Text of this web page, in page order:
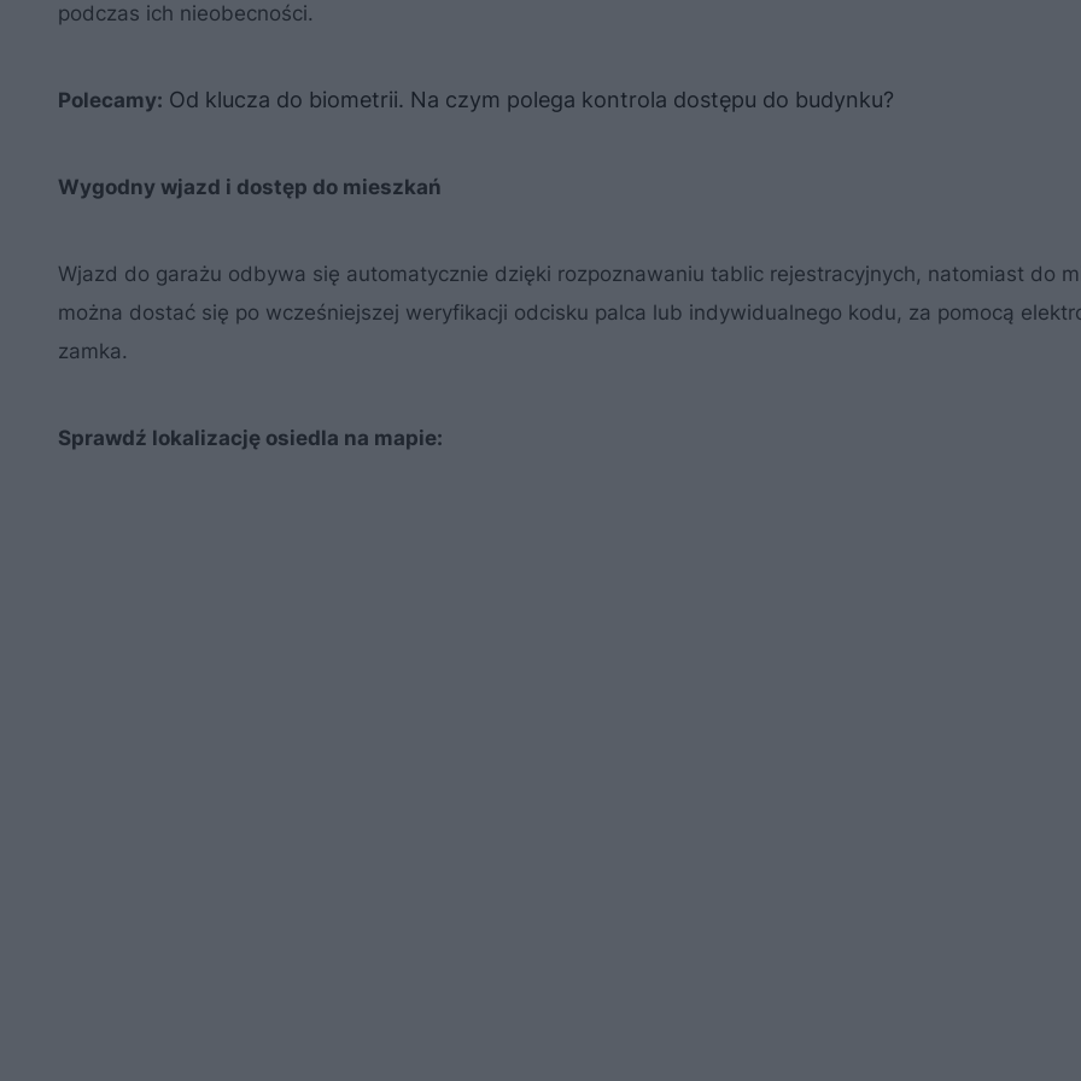
podczas ich nieobecności.
Polecamy: Od klucza do biometrii. Na czym polega kontrola dostępu do budynku?
Wygodny wjazd i dostęp do mieszkań
Wjazd do garażu odbywa się automatycznie dzięki rozpoznawaniu tablic rejestracyjnych, natomiast do
można dostać się po wcześniejszej weryfikacji odcisku palca lub indywidualnego kodu, za pomocą
zamka.
Sprawdź lokalizację osiedla na mapie: